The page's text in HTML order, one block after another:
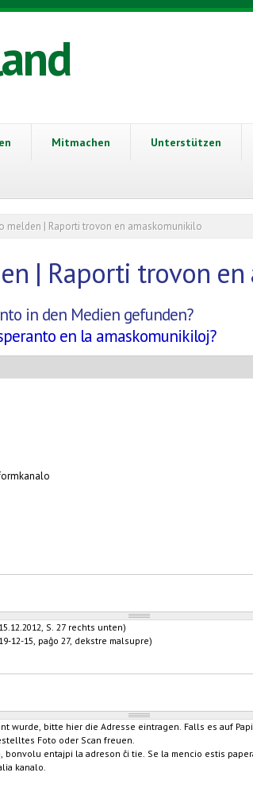
Mitmachen Unterstützen
melden | Raporti trovon en amaskomunikilo
| Raporti trovon
in den Medien gefunden?
en la amaskomunikiloj?
S. 27 rechts unten)
12-15, paĝo 27, dekstre malsupre)
wurde, bitte hier die Adresse eintragen. Falls es auf
Foto oder Scan freuen.
bonvolu entajpi la adreson ĉi tie. Se la mencio estis
kanalo.